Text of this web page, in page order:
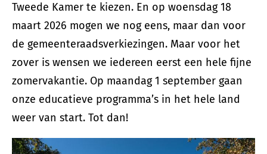
Tweede Kamer te kiezen. En op woensdag 18
maart 2026 mogen we nog eens, maar dan voor
de gemeenteraadsverkiezingen. Maar voor het
zover is wensen we iedereen eerst een hele fijne
zomervakantie. Op maandag 1 september gaan
onze educatieve programma’s in het hele land
weer van start. Tot dan!